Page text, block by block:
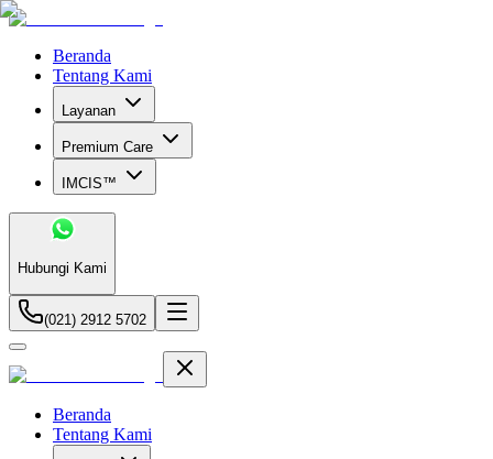
Beranda
Tentang Kami
Layanan
Premium Care
IMCIS™
Hubungi Kami
(021) 2912 5702
Beranda
Tentang Kami